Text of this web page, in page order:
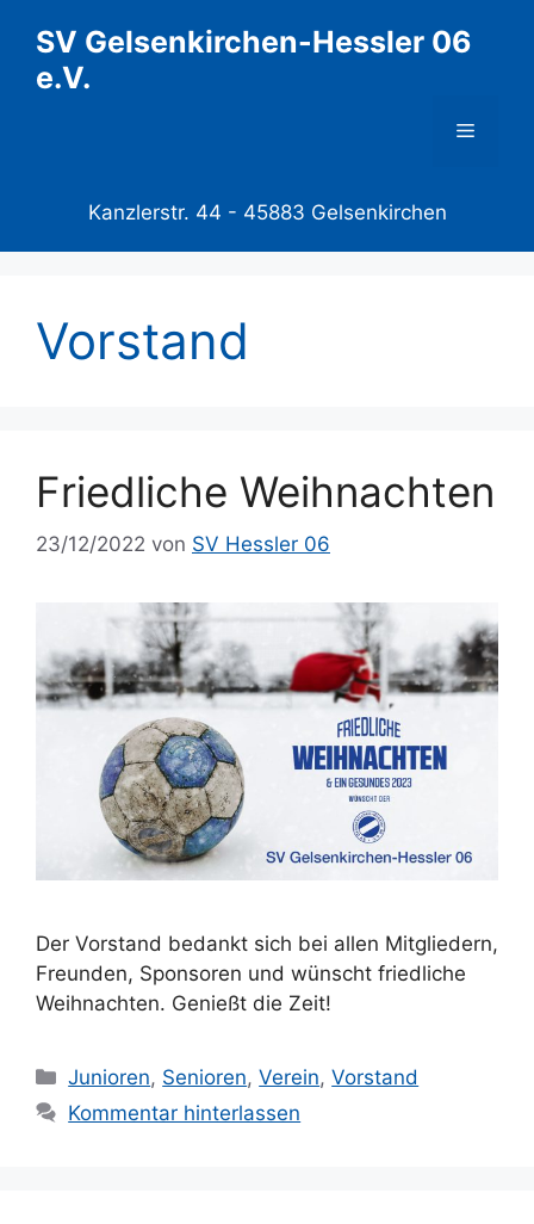
Inhalt
springen
SV Gelsenkirchen-Hessler 06
e.V.
Menü
Kanzlerstr. 44 - 45883 Gelsenkirchen
Vorstand
Friedliche Weihnachten
23/12/2022 von SV Hessler 06
Der Vorstand bedankt sich bei allen Mitgliedern,
Freunden, Sponsoren und wünscht friedliche
Weihnachten. Genießt die Zeit!
Kategorien
Junioren, Senioren,Verein,Vorstand
Kommentar hinterlassen